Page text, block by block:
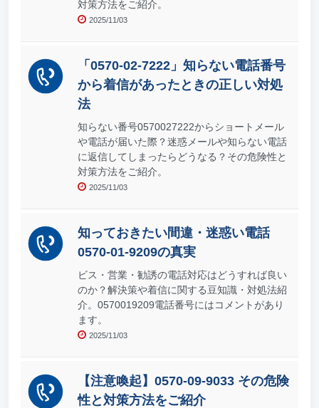
対策方法をご紹介。
2025/11/03
「0570-02-7222」知らない電話番号
から着信があったときの正しい対処
法
知らない番号0570027222からショートメール
や電話が届いた際？迷惑メールや知らない電話
に返信してしまったらどうなる？その危険性と
対策方法をご紹介。
2025/11/03
知っておきたい間違・迷惑い電話
0570-01-9209の真実
ビス・営業・勧誘の電話対応はどうすれば良い
のか？解決策や着信に関する豆知識・対処法紹
介。0570019209電話番号にはコメントがあり
ます。
2025/11/03
【注意喚起】0570-09-9033 その危険
性と対策方法をご紹介